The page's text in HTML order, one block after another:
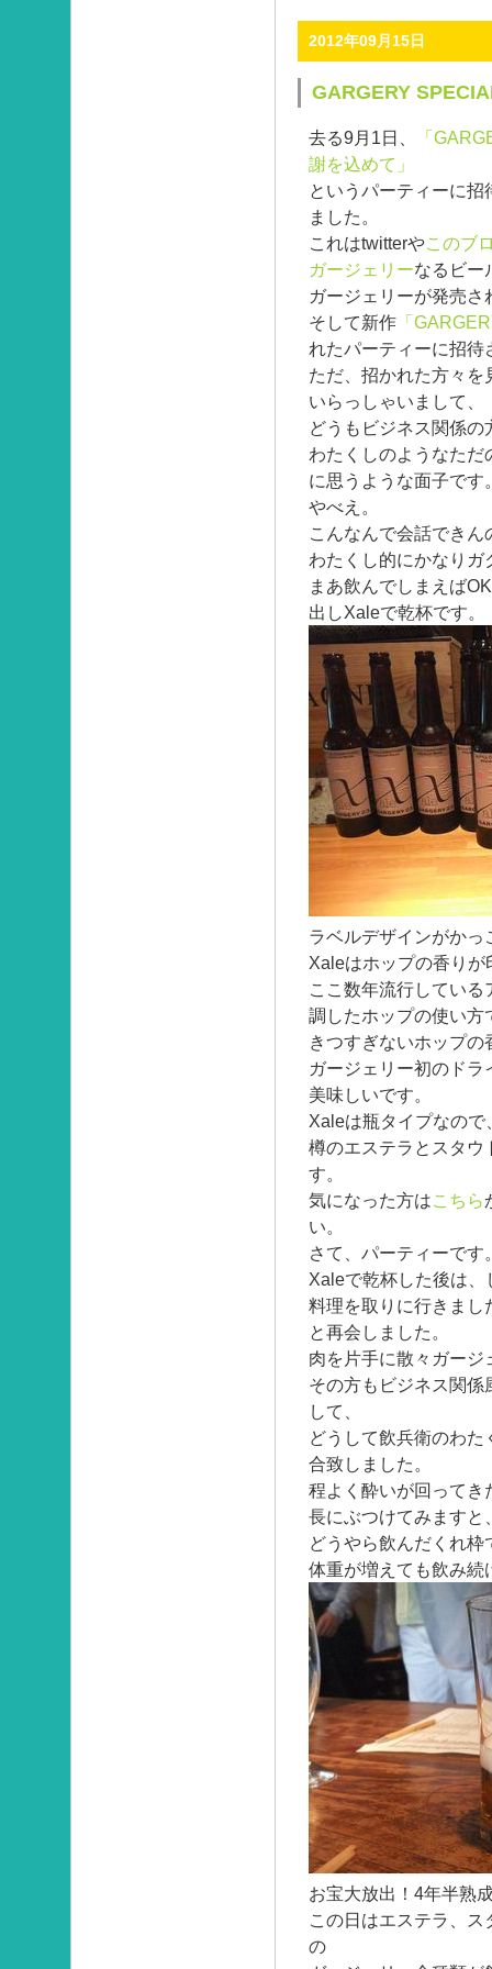
2012年09月15日
GARGERY
去る9月1日、
「
謝を込めて」
というパーティーに
ました。
これはtwitterやこのブ
ガージェリーなるビー
ガージェリーが発売さ
そして新作 「
れたパーティーに招
ただ、招かれた方々
いらっしゃいまして、
どうもビジネス関係
わたくしのようなた
に思うような面子です
やべえ。
こんなんで会話できん
わたくし的にかなり
まあ飲んでしまえば
出しXaleで乾杯です。
ラベルデザインがかっ
Xaleはホップの香り
ここ数年流行してい
調したホップの使い方
きつすぎないホップの
ガージェリー初のド
美味しいです。
Xaleは瓶タイプなので
樽のエステラとスタウ
す。
気になった方はこちら
い。
さて、パーティーです
Xaleで乾杯した後は
料理を取りに行きまし
と再会しました。
肉を片手に散々ガー
その方もビジネス関
して、
どうして飲兵衛のわ
合致しました。
程よく酔いが回ってき
長にぶつけてみますと
どうやら飲んだくれ
体重が増えても飲み続
お宝大放出！4年半熟
この日はエステラ、
の